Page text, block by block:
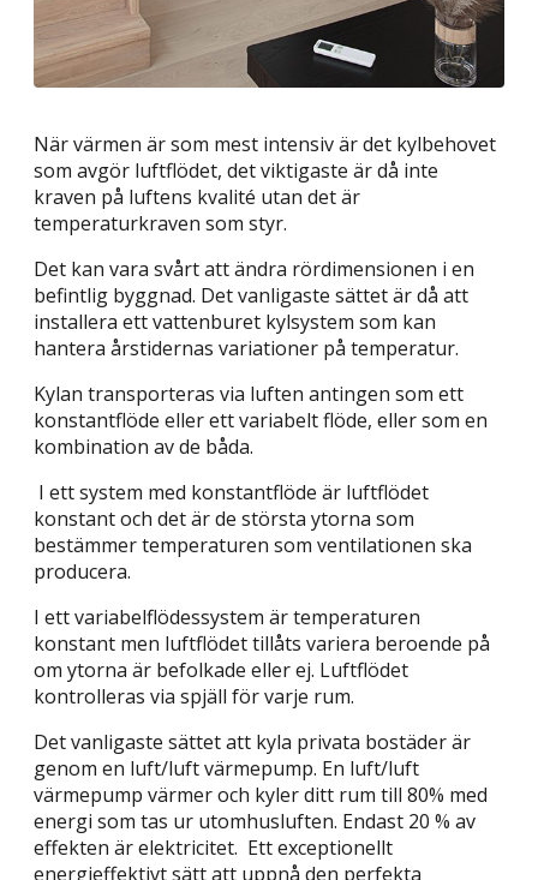
När värmen är som mest intensiv är det kylbehovet
som avgör luftflödet, det viktigaste är då inte
kraven på luftens kvalité utan det är
temperaturkraven som styr.
Det kan vara svårt att ändra rördimensionen i en
befintlig byggnad. Det vanligaste sättet är då att
installera ett vattenburet kylsystem som kan
hantera årstidernas variationer på temperatur.
Kylan transporteras via luften antingen som ett
konstantflöde eller ett variabelt flöde, eller som en
kombination av de båda.
I ett system med konstantflöde är luftflödet
konstant och det är de största ytorna som
bestämmer temperaturen som ventilationen ska
producera.
I ett variabelflödessystem är temperaturen
konstant men luftflödet tillåts variera beroende på
om ytorna är befolkade eller ej. Luftflödet
kontrolleras via spjäll för varje rum.
Det vanligaste sättet att kyla privata bostäder är
genom en luft/luft värmepump. En luft/luft
värmepump värmer och kyler ditt rum till 80% med
energi som tas ur utomhusluften. Endast 20 % av
effekten är elektricitet. Ett exceptionellt
energieffektivt sätt att uppnå den perfekta